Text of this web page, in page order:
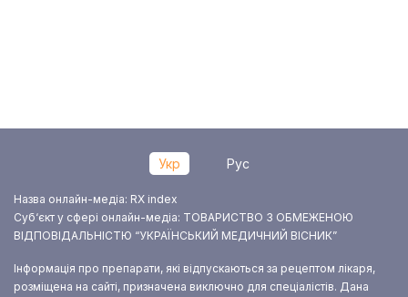
Укр Рус
Назва онлайн-медіа: RX index
Суб‘єкт у сфері онлайн-медіа: ТОВАРИСТВО З ОБМЕЖЕНОЮ
ВІДПОВІДАЛЬНІСТЮ “УКРАЇНСЬКИЙ МЕДИЧНИЙ ВІСНИК”
Інформація про препарати, які відпускаються за рецептом лікаря,
розміщена на сайті, призначена виключно для спеціалістів. Дана